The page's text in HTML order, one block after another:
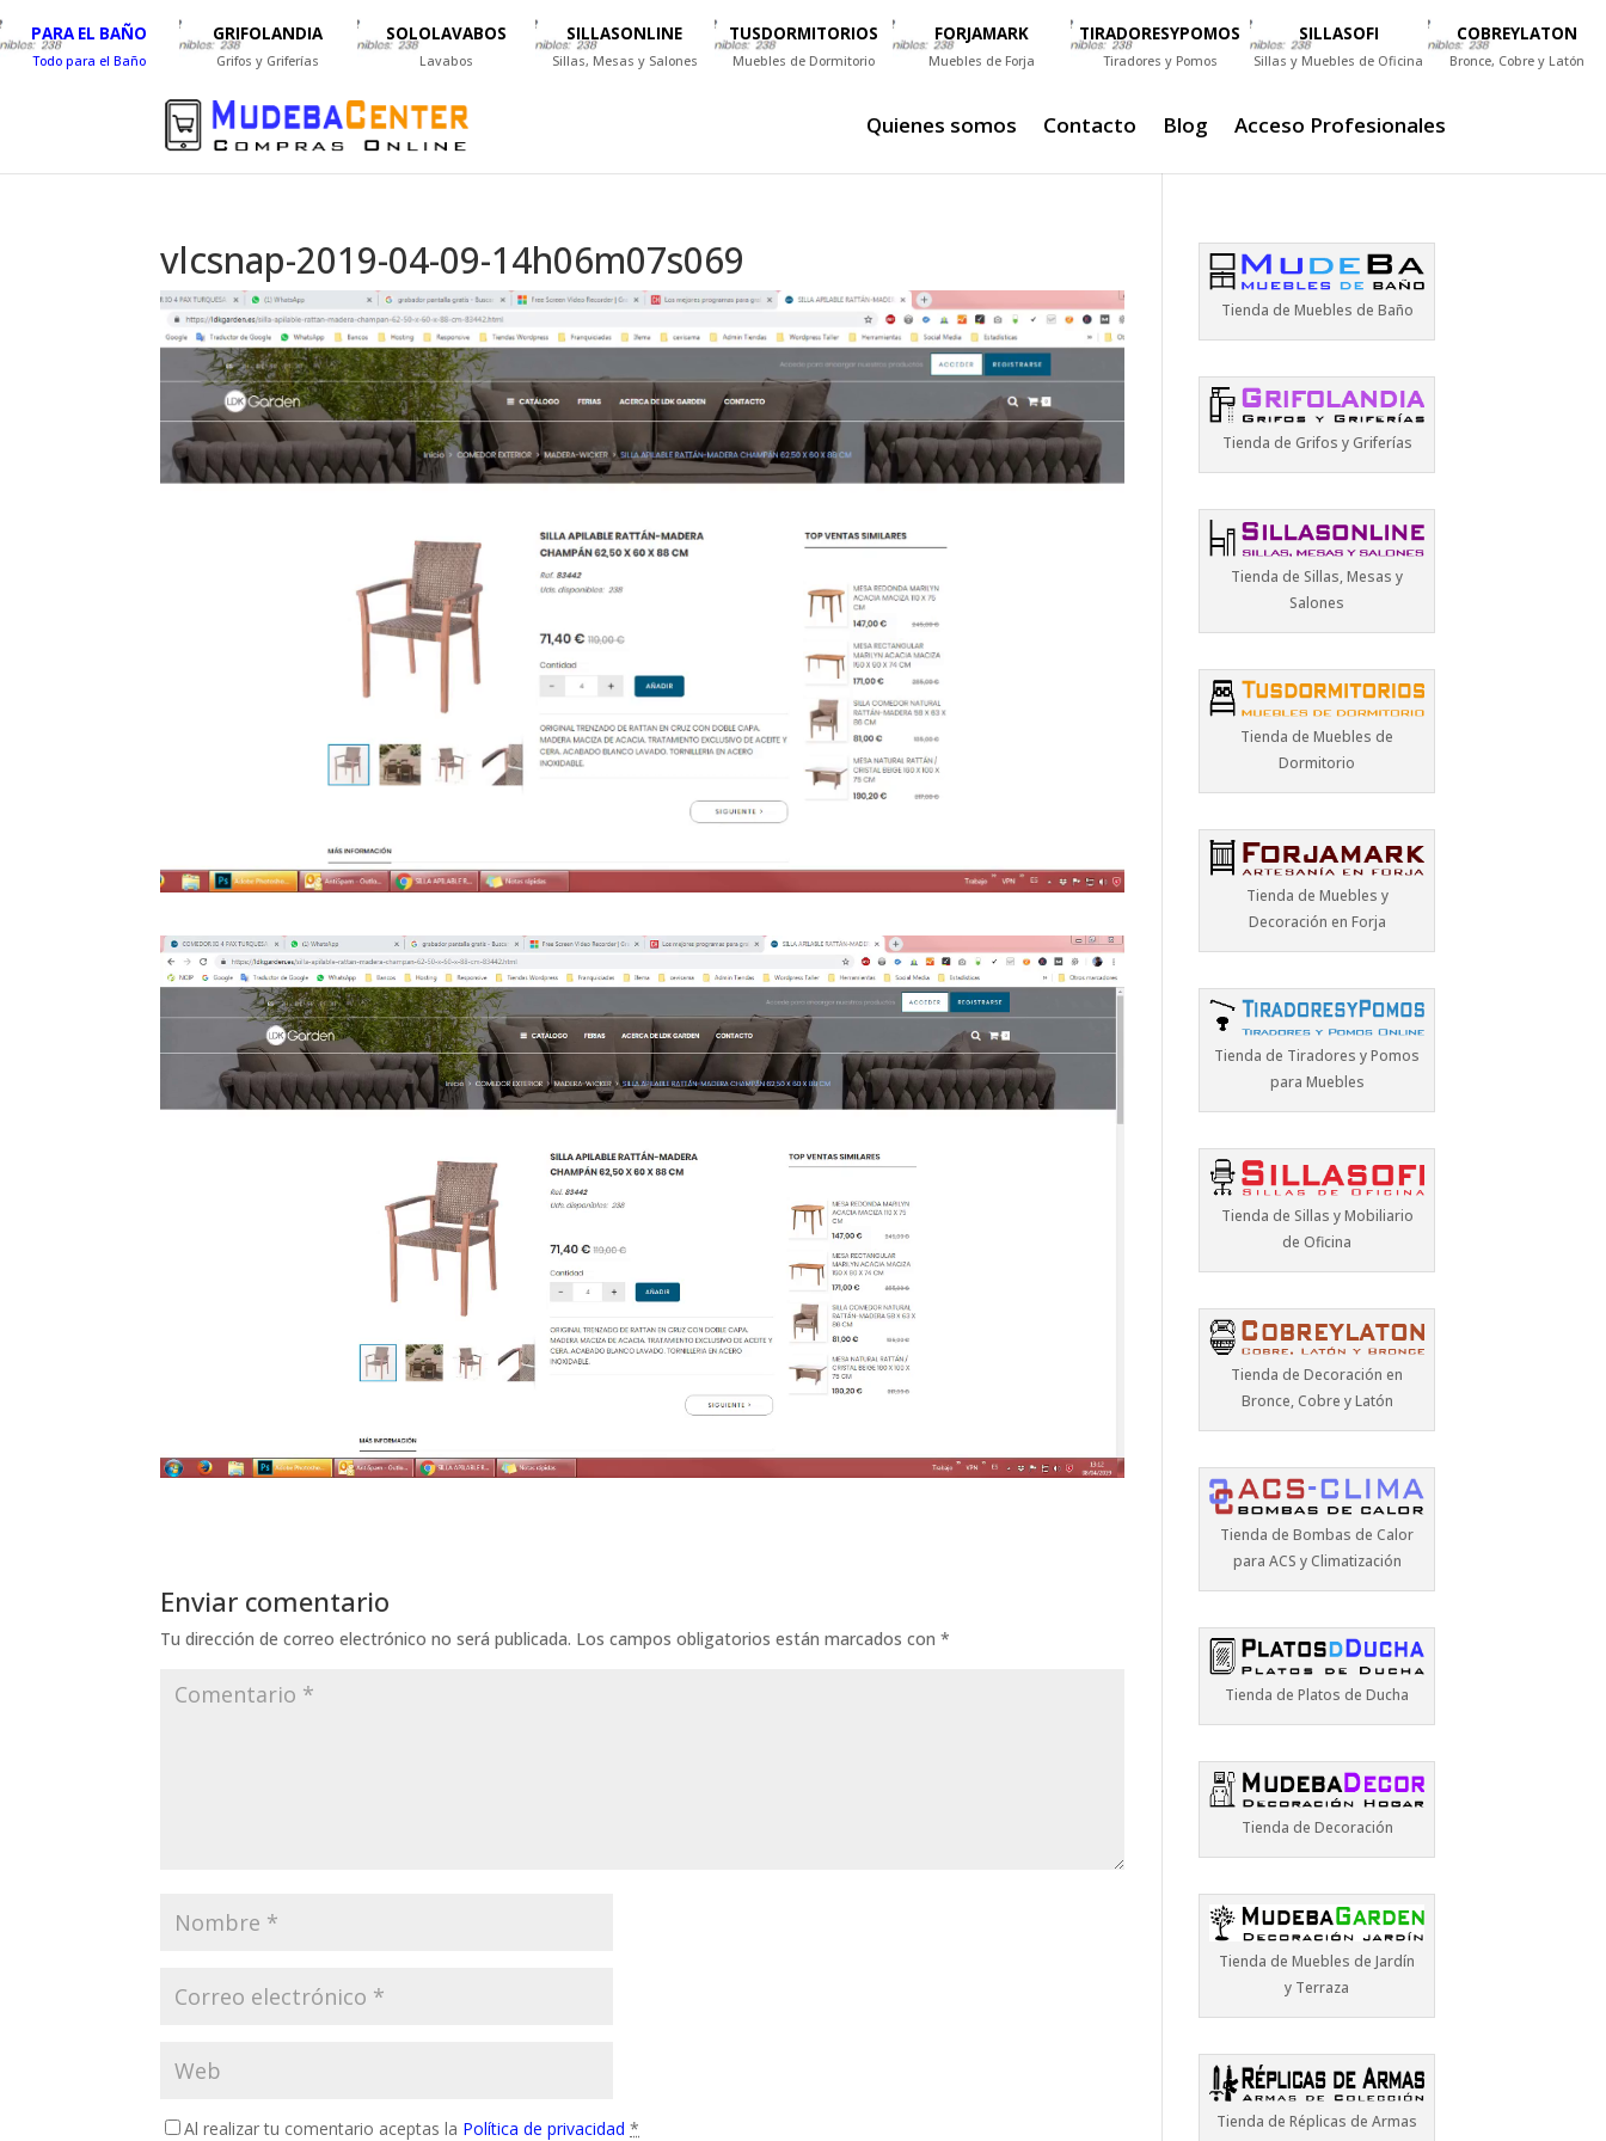
PARA EL BAÑO
Todo para el Baño
GRIFOLANDIA
Grifos y Griferías
SOLOLAVABOS
Lavabos
SILLASONLINE
Sillas, Mesas y Salones
TUSDORMITORIOS
Muebles de Dormitorio
FORJAMARK
Muebles de Forja
TIRADORESYPOMOS
Tiradores y Pomos
SILLASOFI
Sillas y Muebles de Oficina
COBREYLATON
Bronce, Cobre y Latón
Quienes somos Contacto Blog Acceso Profesionales
vlcsnap-2019-04-09-14h06m07s069
Enviar comentario
Tu dirección de correo electrónico no será publicada. Los campos obligatorios están marcados con*
Al realizar tu comentario aceptas la Política de privacidad *
Tienda de Muebles de Baño
Tienda de Grifos y Griferías
Tienda de Sillas, Mesas y
Salones
Tienda de Muebles de
Dormitorio
Tienda de Muebles y
Decoración en Forja
Tienda de Tiradores y Pomos
para Muebles
Tienda de Sillas y Mobiliario
de Oficina
Tienda de Decoración en
Bronce, Cobre y Latón
Tienda de Bombas de Calor
para ACS y Climatización
Tienda de Platos de Ducha
Tienda de Decoración
Tienda de Muebles de Jardín
y Terraza
Tienda de Réplicas de Armas